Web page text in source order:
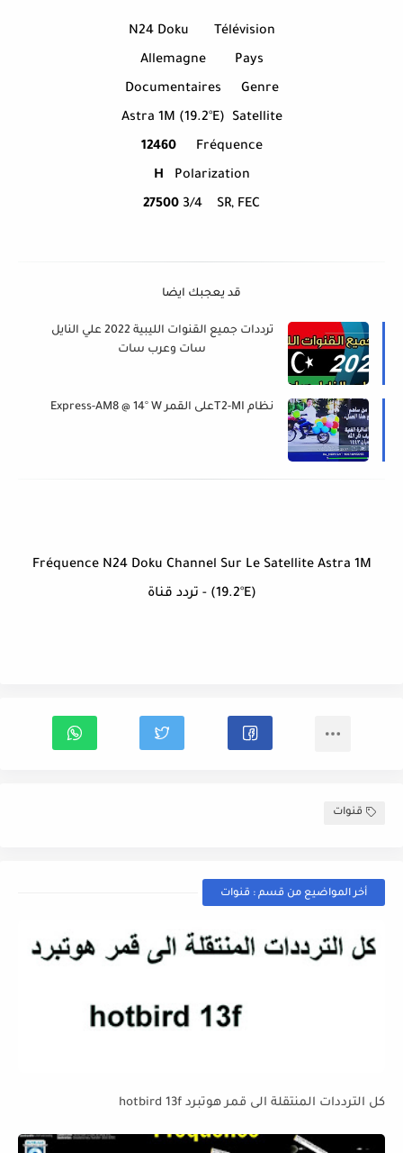
Télévision
N24 Doku
Pays
Allemagne
Genre
Documentaires
Satellite
Astra 1M (19.2°E)
Fréquence
12460
Polarization
H
SR, FEC
27500 3/4
قد يعجبك ايضا
ترددات جميع القنوات الليبية 2022 علي النايل
سات وعرب سات
نظام T2-MIعلى القمر Express-AM8 @ 14° W
Fréquence N24 Doku Channel Sur Le Satellite Astra 1M
(19.2°E) - تردد قناة
قنوات
أخر المواضيع من قسم : قنوات
كل الترددات المنتقلة الى قمر هوتبرد hotbird 13f